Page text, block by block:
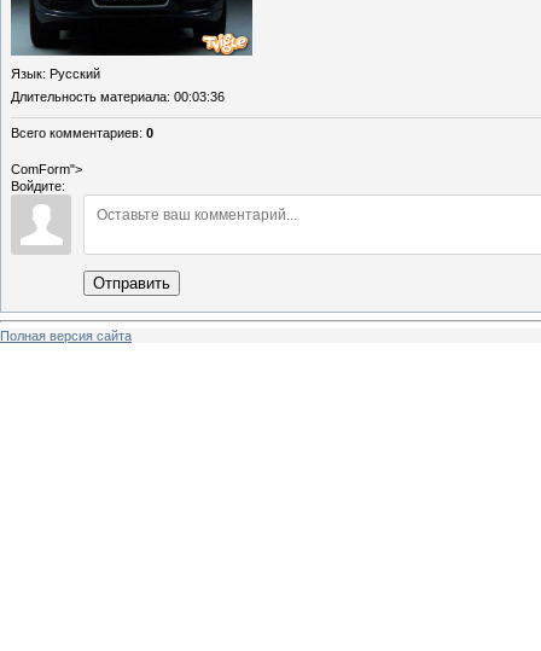
Язык: Русский
Длительность материала: 00:03:36
Всего комментариев: 0
ComForm">
Войдите:
Отправить
Полная версия сайта